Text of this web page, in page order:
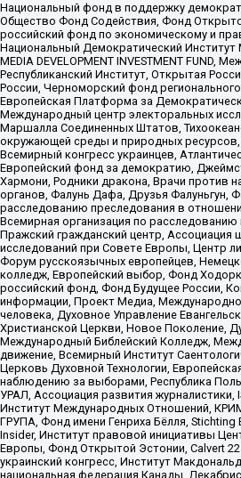
Национальный фонд в поддержку
Общество Фонд Содействия, Фонд
российский фонд по экономическому и
Национальный Демократический
MEDIA DEVELOPMENT INVESTMENT FUND,
Республиканский Институт, Открытая
России, Черноморский фонд
Европейская Платформа за
Международный центр электоральных
Маршалла Соединенных Штатов,
окружающей среды и природных ресурсов,
Всемирный конгресс украинцев,
Европейский фонд за демократию,
Хармони, Родники дракона, Врачи против
органов, Фалунь Дафа, Друзья Фалуньгун,
расследованию преследования в
Всемирная организация по расследованию
Пражский гражданский центр, Ассоциация
исследований при Совете Европы, Центр
Форум русскоязычных европейцев,
колледж, Европейский выбор, Фонд
российский фонд, Фонд Будущее России,
информации, Проект Медиа,
человека, Духовное Управление
Христианской Церкви, Новое Поколение,
Международный Библейский Колледж,
движение, Всемирный Институт
Церковь Духовной Технологии,
наблюдению за выборами, Республика
УРАЛ, Ассоциация развития
Институт Международных Отношений,
ГРУПА, Фонд имени Генриха Бёлля, Stichting
Insider, Институт правовой инициативы
Европы, Фонд Открытой Эстонии, Calvert
украинский конгресс, Институт
национальная федерация Канады,